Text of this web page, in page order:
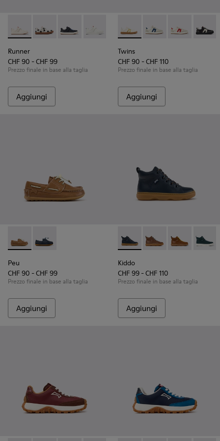
Runner - K800247-030 - Sneakers in pelle bianca per
Runner - K800247-031
Runner - K800247-028
Runner - K800247-024
Runner
CHF 90 - CHF 99
Prezzo finale in base alla taglia
Aggiungi
Twins - K800653-014 -
Twins - K800653-
Twins -Twins
Twins
CHF 90 - CHF 110
Prezzo finale in base alla taglia
Aggiungi
Peu - K800689-004 - Scarpe da barca in pelle marrone per
Peu - K800689-002 - Scarpe da barca in pelle blu
Peu
CHF 90 - CHF 99
Prezzo finale in base alla taglia
Aggiungi
Kiddo - K900189-026 -
Kiddo - K900189-
Kiddo -Kiddo
Kiddo
CHF 99 - CHF 110
Prezzo finale in base alla taglia
Aggiungi